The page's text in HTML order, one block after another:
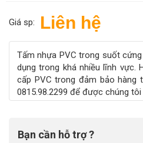
Giá sp: Liên hệ
Tấm nhựa PVC trong suốt
dụng trong khá nhiều lĩnh vực.
cấp PVC trong đảm bảo hàng
0815.98.2299 để được chúng
Bạn cần hỗ trợ ?